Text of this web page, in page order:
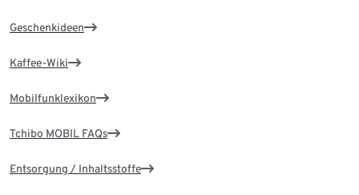
Geschenkideen
Kaffee-Wiki
Mobilfunklexikon
Tchibo MOBIL FAQs
Entsorgung / Inhaltsstoffe